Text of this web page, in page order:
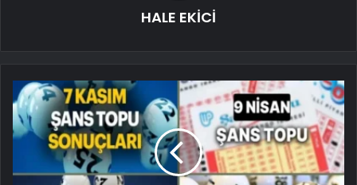
HALE EKİCİ